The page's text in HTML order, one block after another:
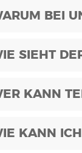
BEI
SIEHT
KANN
KANN